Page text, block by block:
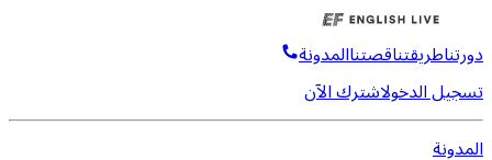
دورتناطريقتناقصتناالمدونة
تسجيل الدخولاشترك الآن
المدونة